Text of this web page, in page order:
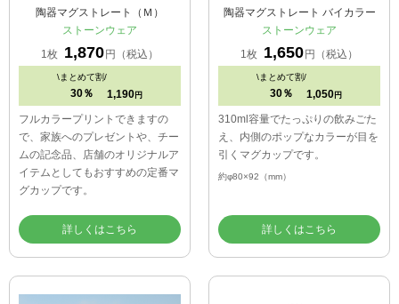
陶器マグストレート（Ｍ）
ストーンウェア
1枚
1,870 円（税込）
\まとめて割/
30％ 1,190 円
フルカラープリントできますの
で、家族へのプレゼントや、チー
ムの記念品、店舗のオリジナルア
イテムとしてもおすすめの定番マ
グカップです。
詳しくはこちら
陶器マグストレート バイカラー
ストーンウェア
1枚
1,650 円（税込）
\まとめて割/
30％ 1,050 円
310ml容量でたっぷりの飲みごた
え、内側のポップなカラーが目を
引くマグカップです。
約φ80×92（mm）
詳しくはこちら